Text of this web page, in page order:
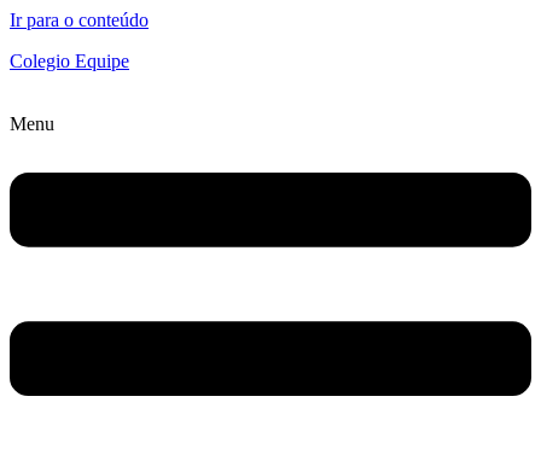
Ir para o conteúdo
Colegio Equipe
Menu